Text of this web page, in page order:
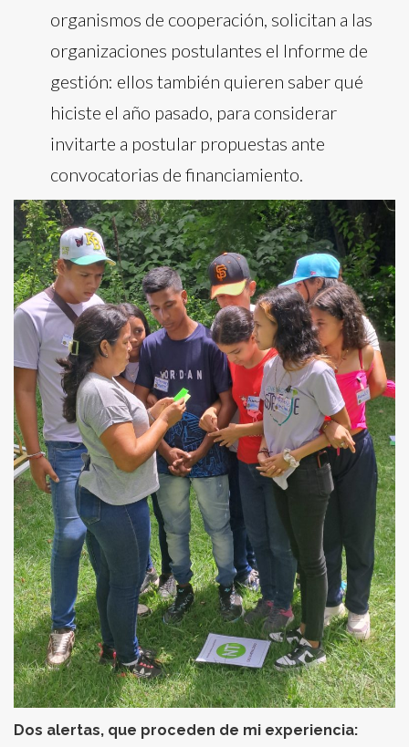
organismos de cooperación, solicitan a las
organizaciones postulantes el Informe de
gestión: ellos también quieren saber qué
hiciste el año pasado, para considerar
invitarte a postular propuestas ante
convocatorias de financiamiento.
Dos alertas, que proceden de mi experiencia: